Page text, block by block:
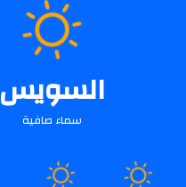
السويس
سماء صافية